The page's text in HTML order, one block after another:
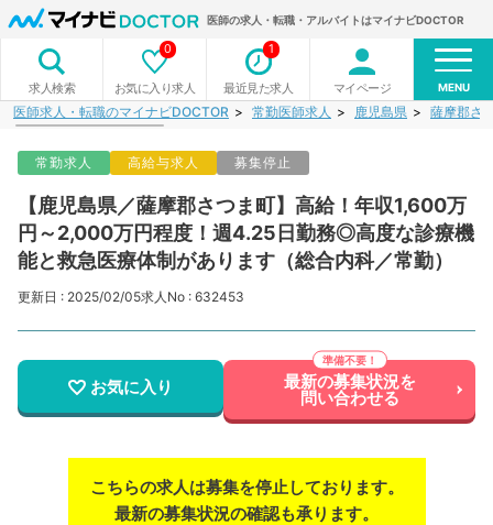
医師の求人・転職・アルバイトはマイナビDOCTOR
求人検索 お気に入り求人
0
最近見た求人
1
マイページ MENU
医師求人・転職のマイナビDOCTOR 常勤医師求人 鹿児島県 薩摩郡さ
常勤求人 高給与求人 募集停止
【鹿児島県／薩摩郡さつま町】高給！年収1,600万
円～2,000万円程度！週4.25日勤務◎高度な診療機
能と救急医療体制があります（総合内科／常勤）
更新日 : 2025/02/05求人No : 632453
お気に入り 最新の募集状況を
問い合わせる
こちらの求人は募集を停止しております。
最新の募集状況の確認も承ります。